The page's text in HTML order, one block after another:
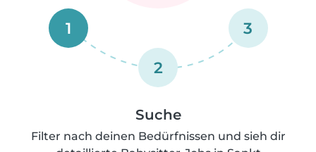
1
2
3
Suche
Filter nach deinen Bedürfnissen und sieh dir